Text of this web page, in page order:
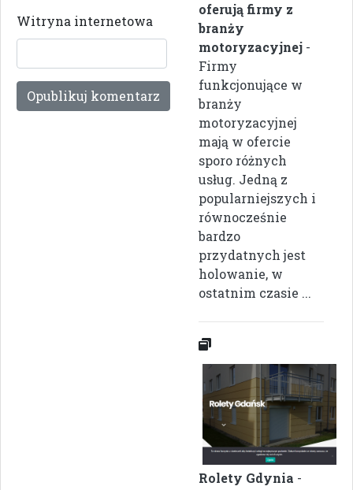
Witryna internetowa
oferują firmy z
branży
motoryzacyjnej -
Firmy
funkcjonujące w
branży
motoryzacyjnej
mają w ofercie
sporo różnych
usług. Jedną z
popularniejszych i
równocześnie
bardzo
przydatnych jest
holowanie, w
ostatnim czasie ...
Rolety Gdynia -